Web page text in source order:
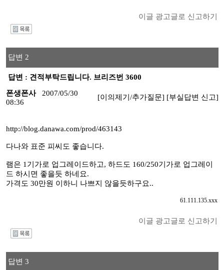
이글 광고글로 신고하기
답변 2
답변 : 견적부탁드립니다. 브리즈번 3600
폰생폰사
2007/05/30
08:36
[이의제기/추가질문] [부실답변 신고]
http://blog.danawa.com/prod/463143
다나와 표준 피씨도 좋습니다.
램은 1기가로 업그레이드하고, 하드도 160/250기가로 업그레이
드 하시면 좋을듯 하네요.
가격도 30만원 이하니 나쁘지 않을듯하구요..
61.111.135.xxx
이글 광고글로 신고하기
답변 3